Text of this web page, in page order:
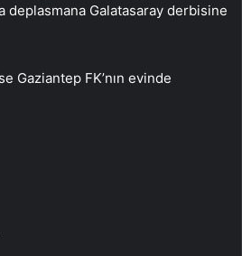
deplasmana Galatasaray derbisine
Gaziantep FK’nın evinde